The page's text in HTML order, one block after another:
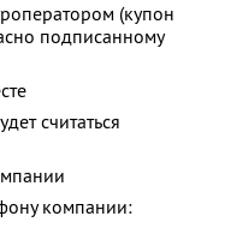
(купон
подписанному
считаться
компании: